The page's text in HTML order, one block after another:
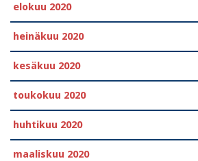
elokuu 2020
heinäkuu 2020
kesäkuu 2020
toukokuu 2020
huhtikuu 2020
maaliskuu 2020